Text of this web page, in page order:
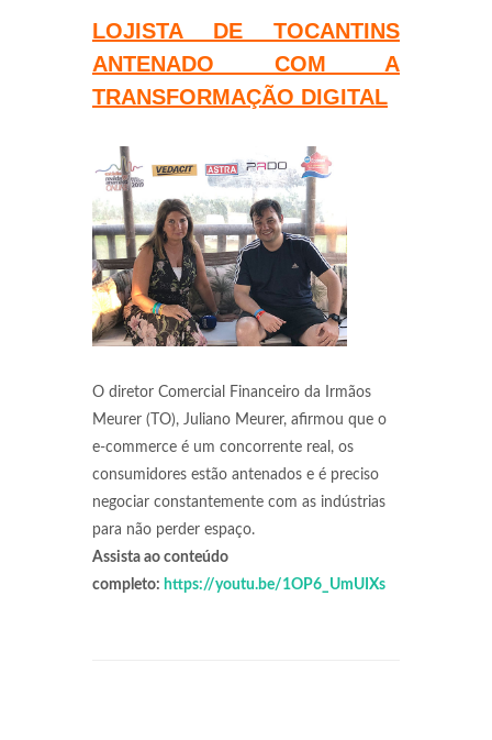
LOJISTA DE TOCANTINS
ANTENADO COM A
TRANSFORMAÇÃO DIGITAL
O diretor Comercial Financeiro da Irmãos
Meurer (TO), Juliano Meurer, afirmou que o
e-commerce é um concorrente real, os
consumidores estão antenados e é preciso
negociar constantemente com as indústrias
para não perder espaço.
Assista ao conteúdo
completo: https://youtu.be/1OP6_UmUIXs